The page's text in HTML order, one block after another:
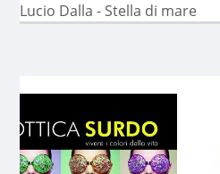
Lucio Dalla - Stella di mare